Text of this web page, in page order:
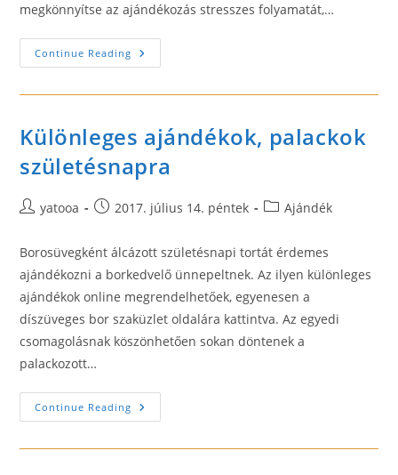
megkönnyítse az ajándékozás stresszes folyamatát,…
Continue Reading Ajándék
Ötletek
A
Különleges ajándékok, palackok
születésnapra
Postyatooa
Post2017. július 14. péntek
PostAjándék
Borosüvegként álcázott születésnapi tortát érdemes
ajándékozni a borkedvelő ünnepeltnek. Az ilyen különleges
ajándékok online megrendelhetőek, egyenesen a
díszüveges bor szaküzlet oldalára kattintva. Az egyedi
csomagolásnak köszönhetően sokan döntenek a
palackozott…
Continue Reading Különleges
Ajándékok,
Születésnapra